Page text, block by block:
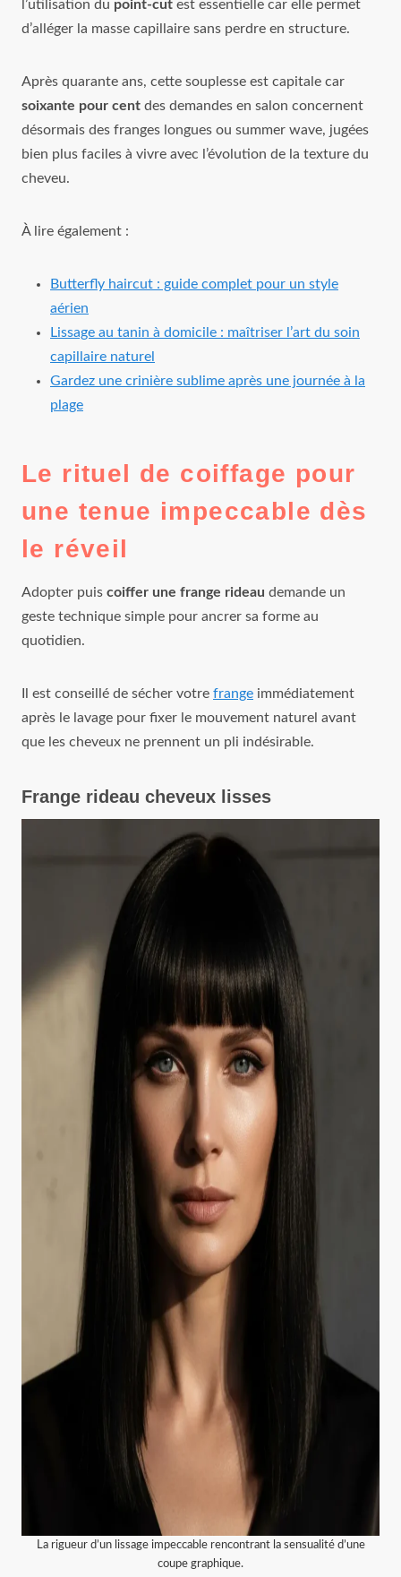
l’utilisation du point-cut est essentielle car elle permet
d’alléger la masse capillaire sans perdre en structure.
Après quarante ans, cette souplesse est capitale car
soixante pour cent des demandes en salon concernent
désormais des franges longues ou summer wave, jugées
bien plus faciles à vivre avec l’évolution de la texture du
cheveu.
À lire également :
Butterfly haircut : guide complet pour un style
aérien
Lissage au tanin à domicile : maîtriser l’art du soin
capillaire naturel
Gardez une crinière sublime après une journée à la
plage
Le rituel de coiffage pour
une tenue impeccable dès
le réveil
Adopter puis coiffer une frange rideau demande un
geste technique simple pour ancrer sa forme au
quotidien.
Il est conseillé de sécher votre frange immédiatement
après le lavage pour fixer le mouvement naturel avant
que les cheveux ne prennent un pli indésirable.
Frange rideau cheveux lisses
La rigueur d’un lissage impeccable rencontrant la sensualité d’une
coupe graphique.